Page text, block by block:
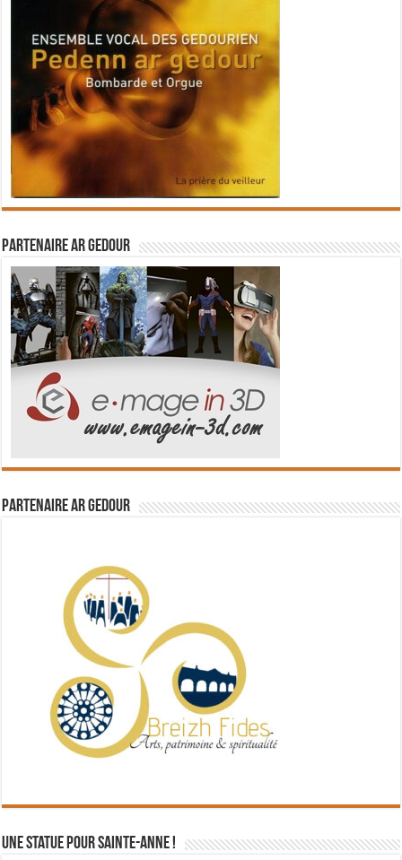
Partenaire Ar Gedour
Partenaire Ar Gedour
Une statue pour Sainte-Anne !